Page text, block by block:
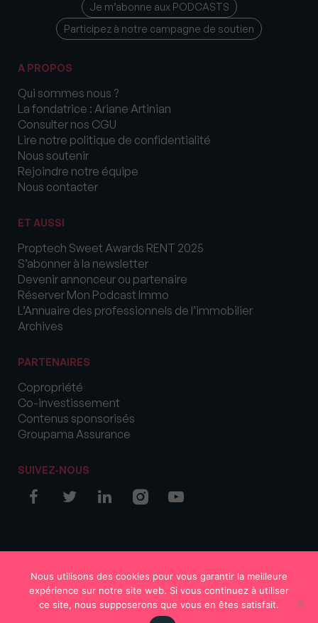
Je m’abonne aux PODCASTS
Participez à notre campagne de soutien
A PROPOS
Qui sommes nous ?
La fondatrice : Ariane Artinian
Consulter nos CGU
Lire notre politique de confidentialité
Nous soutenir
Rejoindre notre équipe
Nous contacter
ET AUSSI
Proptech Sweet Awards RENT 2025
S’abonner à la newsletter
Devenir annonceur ou partenaire
Réserver Mon Podcast Immo
L’Annuaire des professionnels de l’immobilier
Archives
PARTENAIRES
Copropriété
Co-investissement
Contenus sponsorisés
Groupama Assurance
SUIVEZ-NOUS
Nous utilisons des cookies pour vous garantir la meilleure
expérience sur notre site web. Si vous continuez à utiliser
ce site, nous supposerons que vous en êtes satisfait.